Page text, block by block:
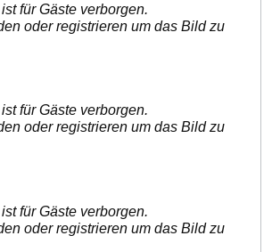
für Gäste verborgen.
oder registrieren um das Bild zu
für Gäste verborgen.
oder registrieren um das Bild zu
für Gäste verborgen.
oder registrieren um das Bild zu